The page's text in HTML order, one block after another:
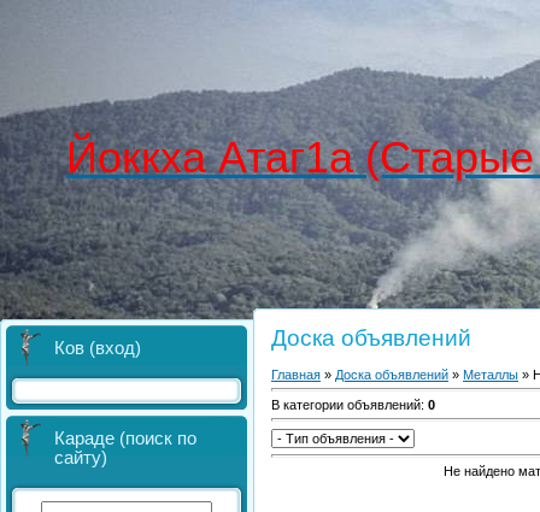
Йоккха Атаг1а
Ков (вход)
Караде (поиск по
сайту)
Доска объявлений
Главная » Доска объявлений » Металлы »
В категории объявлений: 0
Не найдено